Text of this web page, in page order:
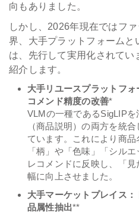
向もありました。
しかし、2026年現在ではフ
界、大手プラットフォームと
は、先行して実用化されて
紹介します。
大手リユースプラットフ
コメンド精度の改善*
VLMの一種であるSigLIP
（商品説明）の両方を統
ています。これにより商
「柄」や「色味」「シル
レコメンドに反映し、「
幅に向上させました。
大手マーケットプレイス
品属性抽出**